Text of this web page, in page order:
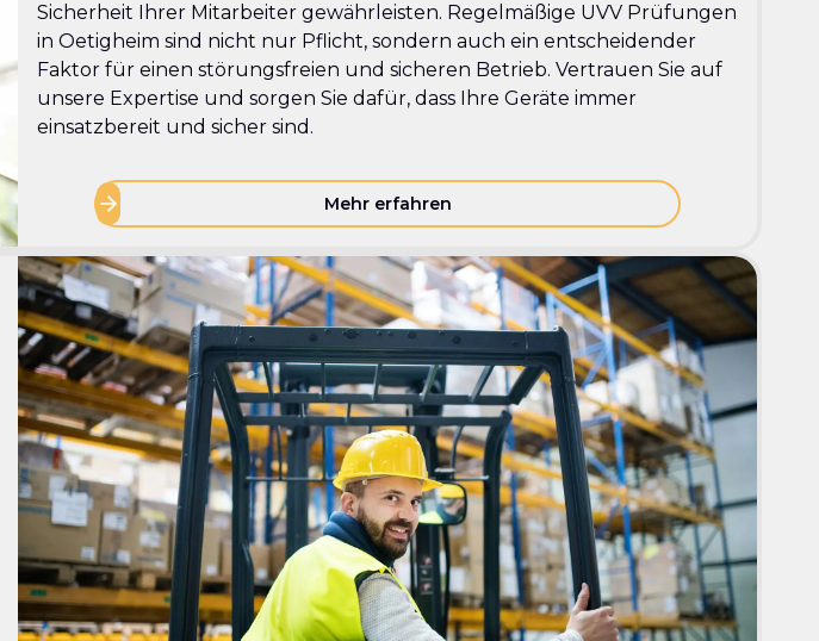
Sicherheit Ihrer Mitarbeiter gewährleisten. Regelmäßige UVV Prüfungen
in Oetigheim sind nicht nur Pflicht, sondern auch ein entscheidender
Faktor für einen störungsfreien und sicheren Betrieb. Vertrauen Sie auf
unsere Expertise und sorgen Sie dafür, dass Ihre Geräte immer
einsatzbereit und sicher sind.
Mehr erfahren